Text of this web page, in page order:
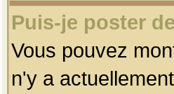
Puis-je poster
Vous pouvez
n'y a